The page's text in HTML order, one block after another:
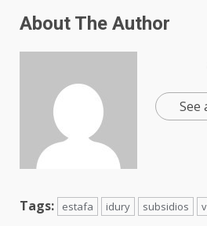
About The Author
See
Tags: estafa idury subsidios